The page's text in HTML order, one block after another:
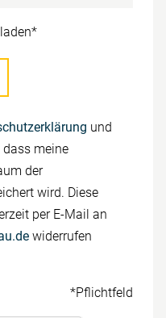
*
und
meine
der
wird. Diese
per E-Mail an
widerrufen
*Pflichtfeld